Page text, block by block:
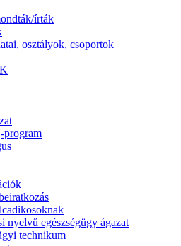
írták
osztályok, csoportok
program
nyelvű egészségügy ágazat
technikum